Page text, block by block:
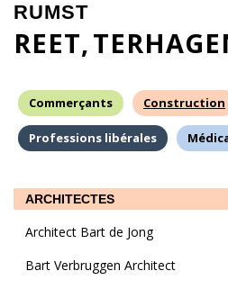
RUMST
REET
Commerçants Construction
Professions libérales
ARCHITECTES
Architect Bart de Jong
Bart Verbruggen Architect